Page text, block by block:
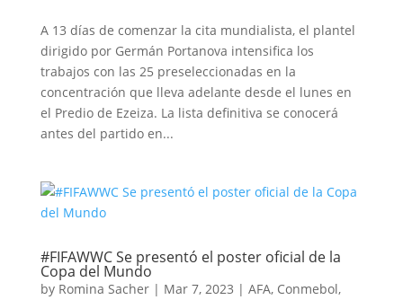
A 13 días de comenzar la cita mundialista, el plantel
dirigido por Germán Portanova intensifica los
trabajos con las 25 preseleccionadas en la
concentración que lleva adelante desde el lunes en
el Predio de Ezeiza. La lista definitiva se conocerá
antes del partido en...
#FIFAWWC Se presentó el poster oficial de la
Copa del Mundo
by Romina Sacher| Mar 7, 2023 | AFA, Conmebol,